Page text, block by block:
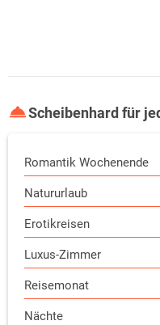
Scheibenhard für
Romantik Wochenende
Natururlaub
Erotikreisen
Luxus-Zimmer
Reisemonat
Nächte